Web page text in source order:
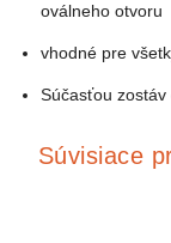
oválneho otvoru
vhodné pre
Súčasťou
Súvisiace